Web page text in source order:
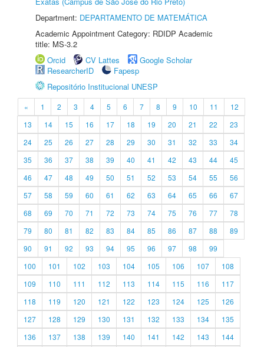
Department: DEPARTAMENTO DE MATEMÁTICA
Academic Appointment Category: RDIDP Academic
title: MS-3.2
Orcid
CV Lattes
Google Scholar
ResearcherID
Fapesp
Repositório Institucional UNESP
« 1 2 3 4 5 6 7 8 9 10 11
12
13
14 15 16 17 18 19 20 21 22
23
24
25 26 27 28 29 30 31 32 33
34
35
36 37 38 39 40 41 42 43 44
45
46
47 48 49 50 51 52 53 54 55
56
57
58 59 60 61 62 63 64 65 66
67
68
69 70 71 72 73 74 75 76 77
78
79
80 81 82 83 84 85 86 87 88
89
90
91 92 93 94 95 96 97 98
99
100
101 102 103 104 105 106 107
108
109
110 111 112 113 114 115 116
117
118
119 120 121 122 123 124 125
126
127
128 129 130 131 132 133 134
135
136
137 138 139 140 141 142 143
144